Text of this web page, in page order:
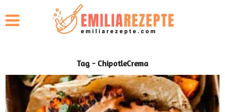
Tag - ChipotleCrema